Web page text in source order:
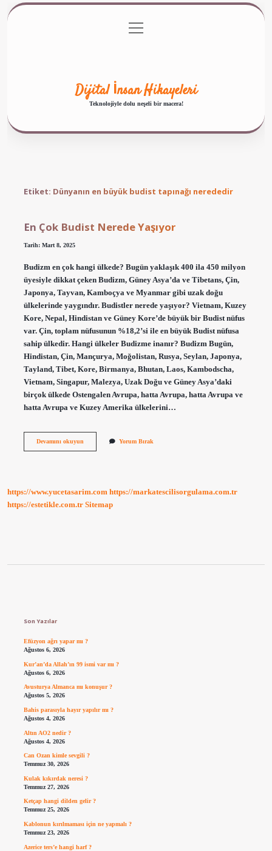
Gizlilik Politikası
menüyü
aç
Dijital İnsan Hikayeleri
Teknolojiyle dolu neşeli bir macera!
Etiket: Dünyanın en büyük budist tapınağı nerededir
En Çok Budist Nerede Yaşıyor
Tarih: Mart 8, 2025
Budizm en çok hangi ülkede? Bugün yaklaşık 400 ila 450 milyon
üyesiyle dikkat çeken Budizm, Güney Asya’da ve Tibetans, Çin,
Japonya, Tayvan, Kamboçya ve Myanmar gibi uzak doğu
ülkelerinde yaygındır. Budistler nerede yaşıyor? Vietnam, Kuzey
Kore, Nepal, Hindistan ve Güney Kore’de büyük bir Budist nüfus
var. Çin, toplam nüfusunun %18,2’si ile en büyük Budist nüfusa
sahip ülkedir. Hangi ülkeler Budizme inanır? Budizm Bugün,
Hindistan, Çin, Mançurya, Moğolistan, Rusya, Seylan, Japonya,
Tayland, Tibet, Kore, Birmanya, Bhutan, Laos, Kambodscha,
Vietnam, Singapur, Malezya, Uzak Doğu ve Güney Asya’daki
birçok ülkede Ostengalen Avrupa, hatta Avrupa, hatta Avrupa ve
hatta Avrupa ve Kuzey Amerika ülkelerini…
Devamını okuyunEn
Yorum Bırak
https://www.yucetasarim.com https://markatescilisorgulama.com.tr
https://estetikle.com.tr Sitemap
Son Yazılar
Efüzyon ağrı yapar mı ?
Ağustos 6, 2026
Kur’an’da Allah’ın 99 ismi var mı ?
Ağustos 6, 2026
Avusturya Almanca mı konuşur ?
Ağustos 5, 2026
Bahis parasıyla hayır yapılır mı ?
Ağustos 4, 2026
Altın AO2 nedir ?
Ağustos 4, 2026
Can Ozan kimle sevgili ?
Temmuz 30, 2026
Kulak kıkırdak neresi ?
Temmuz 27, 2026
Ketçap hangi dilden gelir ?
Temmuz 25, 2026
Kablonun kırılmaması için ne yapmalı ?
Temmuz 23, 2026
Azerice ters’e hangi harf ?